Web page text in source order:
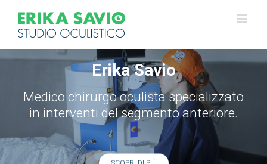
Erika Savio
Medico chirurgo oculista specializzato
in interventi del segmento anteriore.